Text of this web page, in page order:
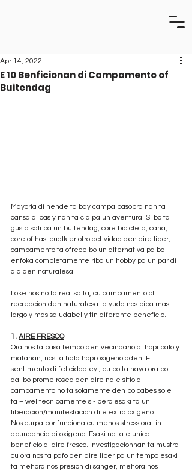
E 10 Benficionan di Campamento of
Buitendag
Apr 14, 2022
Mayoria di hende ta bay campa pasobra nan ta
cansa di cas y nan ta cla pa un aventura. Si bo ta
gusta sali pa un buitendag, core bicicleta, cana,
core of hasi cualkier otro actividad den aire liber,
campamento ta ofrece bo un alternativa pa bo
enfoka completamente riba un hobby pa un par di
dia den naturalesa.
Loke nos no ta realisa ta, cu campamento of
recreacion den naturalesa ta yuda nos biba mas
largo y mas saludabel y tin diferente beneficio.
1. AIRE FRESCO
Ora nos ta pasa tempo den vecindario di hopi palo y
matanan, nos ta hala hopi oxigeno aden. E
sentimento di felicidad ey , cu bo ta haya ora bo
dal bo prome rosea den aire na e sitio di
campamento no ta solamente den bo cabes so e
ta – wel tecnicamente si- pero esaki ta un
liberacion/manifestacion di e extra oxigeno.
Nos curpa por funciona cu menos stress ora tin
abundancia di oxigeno. Esaki no ta e unico
beneficio di aire fresco. Investigacionnan ta mustra
cu ora nos ta pafo den aire liber pa un tempo esaki
ta mehora nos presion di sanger, mehora nos